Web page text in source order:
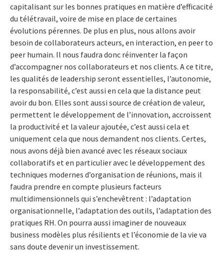
capitalisant sur les bonnes pratiques en matière d’efficacité
du télétravail, voire de mise en place de certaines
évolutions pérennes. De plus en plus, nous allons avoir
besoin de collaborateurs acteurs, en interaction, en peer to
peer humain. Il nous faudra donc réinventer la façon
d’accompagner nos collaborateurs et nos clients. A ce titre,
les qualités de leadership seront essentielles, l’autonomie,
la responsabilité, c’est aussi en cela que la distance peut
avoir du bon. Elles sont aussi source de création de valeur,
permettent le développement de l’innovation, accroissent
la productivité et la valeur ajoutée, c’est aussi cela et
uniquement cela que nous demandent nos clients. Certes,
nous avons déjà bien avancé avec les réseaux sociaux
collaboratifs et en particulier avec le développement des
techniques modernes d’organisation de réunions, mais il
faudra prendre en compte plusieurs facteurs
multidimensionnels qui s’enchevêtrent : l’adaptation
organisationnelle, l’adaptation des outils, l’adaptation des
pratiques RH. On pourra aussi imaginer de nouveaux
business modèles plus résilients et l’économie de la vie va
sans doute devenir un investissement.